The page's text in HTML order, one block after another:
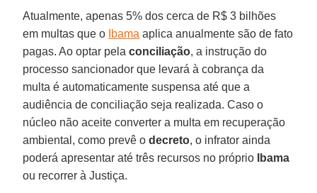
Atualmente, apenas 5% dos cerca de R$ 3 bilhões
em multas que o Ibama aplica anualmente são de fato
pagas. Ao optar pelaconciliação, a instrução do
processo sancionador que levará à cobrança da
multa é automaticamente suspensa até que a
audiência de conciliação seja realizada. Caso o
núcleo não aceite converter a multa em recuperação
ambiental, como prevê odecreto, o infrator ainda
poderá apresentar até três recursos no próprio
Ibama
ou recorrer à Justiça.